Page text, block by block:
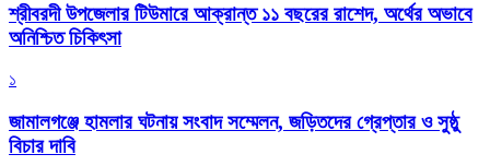
শ্রীবরদী উপজেলার টিউমারে আক্রান্ত ১১ বছরের রাশেদ, অর্থের অভাবে
অনিশ্চিত চিকিৎসা
১
জামালগঞ্জে হামলার ঘটনায় সংবাদ সম্মেলন, জড়িতদের গ্রেপ্তার ও সুষ্ঠু
বিচার দাবি